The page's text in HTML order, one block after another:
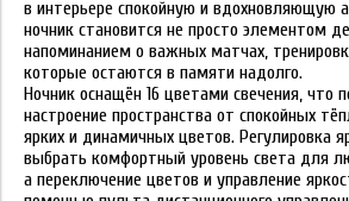
в интерьере спокойную и вдохновляющую
ночник становится не просто элементом
напоминанием о важных матчах,
которые остаются в памяти надолго.
Ночник оснащён 16 цветами свечения, что
настроение пространства от спокойных
ярких и динамичных цветов. Регулировка
выбрать комфортный уровень света для
а переключение цветов и управление